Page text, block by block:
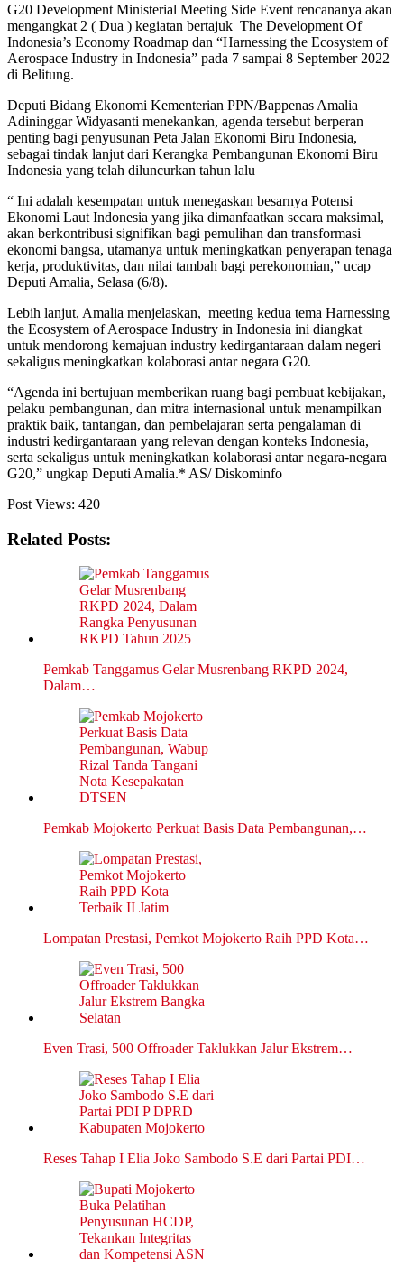
G20 Development Ministerial Meeting Side Event rencananya akan
mengangkat 2 ( Dua ) kegiatan bertajuk The Development Of
Indonesia’s Economy Roadmap dan “Harnessing the Ecosystem of
Aerospace Industry in Indonesia” pada 7 sampai 8 September 2022
di Belitung.
Deputi Bidang Ekonomi Kementerian PPN/Bappenas Amalia
Adininggar Widyasanti menekankan, agenda tersebut berperan
penting bagi penyusunan Peta Jalan Ekonomi Biru Indonesia,
sebagai tindak lanjut dari Kerangka Pembangunan Ekonomi Biru
Indonesia yang telah diluncurkan tahun lalu
“ Ini adalah kesempatan untuk menegaskan besarnya Potensi
Ekonomi Laut Indonesia yang jika dimanfaatkan secara maksimal,
akan berkontribusi signifikan bagi pemulihan dan transformasi
ekonomi bangsa, utamanya untuk meningkatkan penyerapan tenaga
kerja, produktivitas, dan nilai tambah bagi perekonomian,” ucap
Deputi Amalia, Selasa (6/8).
Lebih lanjut, Amalia menjelaskan, meeting kedua tema Harnessing
the Ecosystem of Aerospace Industry in Indonesia ini diangkat
untuk mendorong kemajuan industry kedirgantaraan dalam negeri
sekaligus meningkatkan kolaborasi antar negara G20.
“Agenda ini bertujuan memberikan ruang bagi pembuat kebijakan,
pelaku pembangunan, dan mitra internasional untuk menampilkan
praktik baik, tantangan, dan pembelajaran serta pengalaman di
industri kedirgantaraan yang relevan dengan konteks Indonesia,
serta sekaligus untuk meningkatkan kolaborasi antar negara-negara
G20,” ungkap Deputi Amalia.* AS/ Diskominfo
Post Views: 420
Related Posts:
Pemkab Tanggamus Gelar Musrenbang RKPD 2024,
Dalam…
Pemkab Mojokerto Perkuat Basis Data Pembangunan,…
Lompatan Prestasi, Pemkot Mojokerto Raih PPD Kota…
Even Trasi, 500 Offroader Taklukkan Jalur Ekstrem…
Reses Tahap I Elia Joko Sambodo S.E dari Partai PDI…